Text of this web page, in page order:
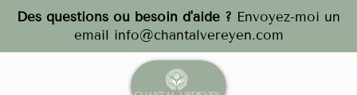
Des questions ou besoin d'aide ? Envoyez-moi un
email info@chantalvereyen.com